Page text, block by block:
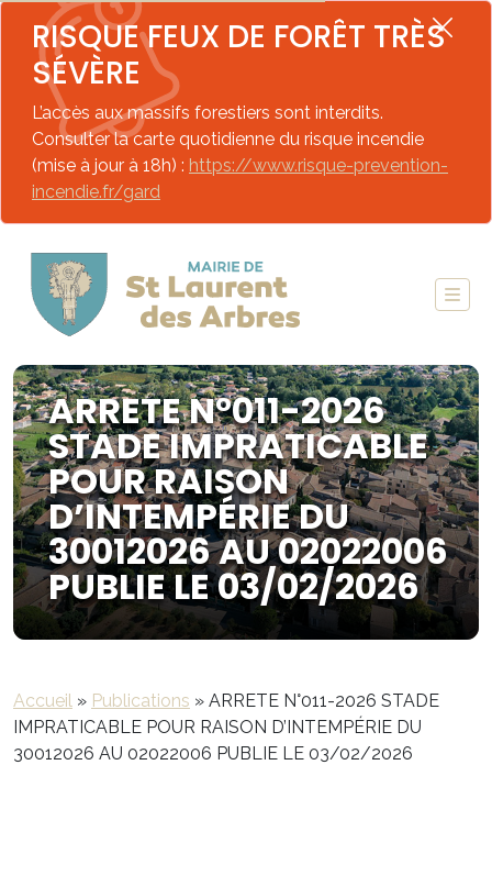
RISQUE FEUX DE FORÊT TRÈS
SÉVÈRE
L’accès aux massifs forestiers sont interdits.
Consulter la carte quotidienne du risque incendie
(mise à jour à 18h) : https://www.risque-prevention-
incendie.fr/gard
ARRETE N°011-2026
STADE IMPRATICABLE
POUR RAISON
D’INTEMPÉRIE DU
30012026 AU 02022006
PUBLIE LE 03/02/2026
Accueil » Publications » ARRETE N°011-2026 STADE
IMPRATICABLE POUR RAISON D’INTEMPÉRIE DU
30012026 AU 02022006 PUBLIE LE 03/02/2026